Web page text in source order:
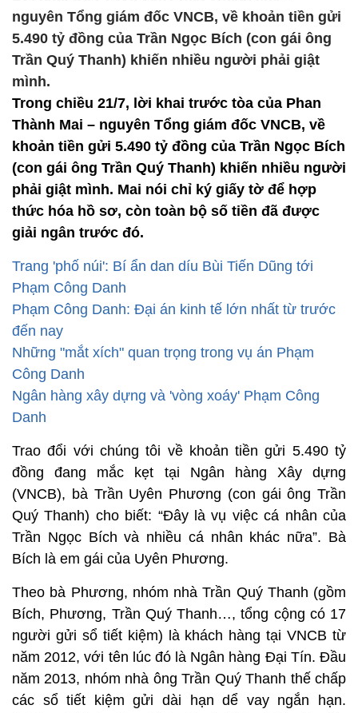
nguyên Tổng giám đốc VNCB, về khoản tiền gửi
5.490 tỷ đồng của Trần Ngọc Bích (con gái ông
Trần Quý Thanh) khiến nhiều người phải giật
mình.
Trong chiều 21/7, lời khai trước tòa của Phan
Thành Mai – nguyên Tổng giám đốc VNCB, về
khoản tiền gửi 5.490 tỷ đồng của Trần Ngọc Bích
(con gái ông Trần Quý Thanh) khiến nhiều người
phải giật mình. Mai nói chỉ ký giấy tờ để hợp
thức hóa hồ sơ, còn toàn bộ số tiền đã được
giải ngân trước đó.
Trang 'phố núi': Bí ẩn dan díu Bùi Tiến Dũng tới
Phạm Công Danh
Phạm Công Danh: Đại án kinh tế lớn nhất từ trước
đến nay
Những "mắt xích" quan trọng trong vụ án Phạm
Công Danh
Ngân hàng xây dựng và 'vòng xoáy' Phạm Công
Danh
Trao đổi với chúng tôi về khoản tiền gửi 5.490 tỷ
đồng đang mắc kẹt tại Ngân hàng Xây dựng
(VNCB), bà Trần Uyên Phương (con gái ông Trần
Quý Thanh) cho biết: “Đây là vụ việc cá nhân của
Trần Ngọc Bích và nhiều cá nhân khác nữa”. Bà
Bích là em gái của Uyên Phương.
Theo bà Phương, nhóm nhà Trần Quý Thanh (gồm
Bích, Phương, Trần Quý Thanh…, tổng cộng có 17
người gửi sổ tiết kiệm) là khách hàng tại VNCB từ
năm 2012, với tên lúc đó là Ngân hàng Đại Tín. Đầu
năm 2013, nhóm nhà ông Trần Quý Thanh thế chấp
các sổ tiết kiệm gửi dài hạn dể vay ngắn hạn.